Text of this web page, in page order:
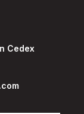
Cedex